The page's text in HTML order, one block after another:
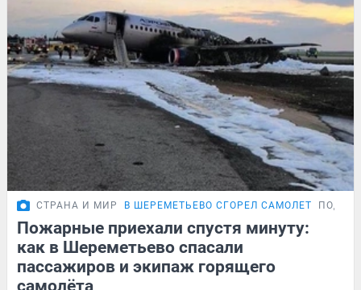
СТРАНА И МИР В ШЕРЕМЕТЬЕВО СГОРЕЛ САМОЛЕТ
Пожарные приехали спустя минуту:
как в Шереметьево спасали
пассажиров и экипаж горящего